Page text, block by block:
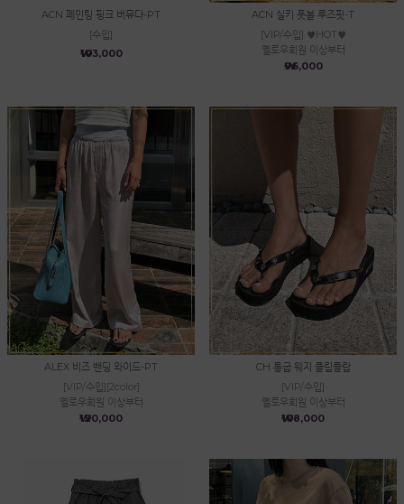
ACN 페인팅 핑크 버뮤다-PT
[수입]
₩103,000
ACN 실키 풋볼 루즈핏-T
[VIP/수입] ♥HOT♥
옐로우회원 이상부터
₩96,000
ALEX 비즈 밴딩 와이드-PT
[VIP/수입][2color]
옐로우회원 이상부터
₩120,000
CH 통굽 웨지 플립플랍
[VIP/수입]
옐로우회원 이상부터
₩108,000